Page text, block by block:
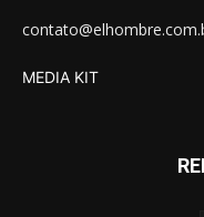
MEDIA KIT